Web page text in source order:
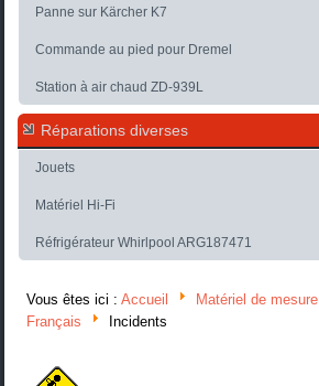
Panne sur Kärcher K7
Commande au pied pour Dremel
Station à air chaud ZD-939L
Réparations diverses
Jouets
Matériel Hi-Fi
Réfrigérateur Whirlpool ARG187471
Vous êtes ici :Accueil Matériel de mesure
Français
Incidents